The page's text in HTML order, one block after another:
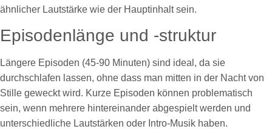
ähnlicher Lautstärke wie der Hauptinhalt sein.
Episodenlänge und -struktur
Längere Episoden (45-90 Minuten) sind ideal, da sie
durchschlafen lassen, ohne dass man mitten in der Nacht von
Stille geweckt wird. Kurze Episoden können problematisch
sein, wenn mehrere hintereinander abgespielt werden und
unterschiedliche Lautstärken oder Intro-Musik haben.